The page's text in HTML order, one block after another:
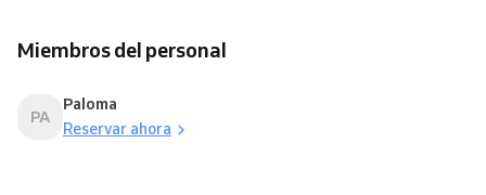
Miembros del personal
PA
Paloma
Reservar ahora